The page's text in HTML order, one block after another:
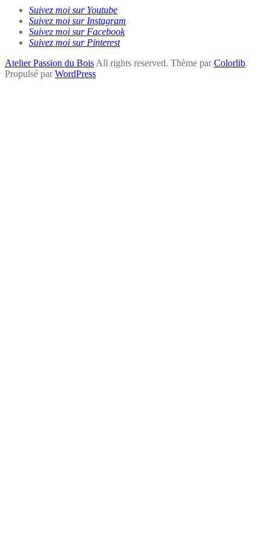
Suivez moi sur Youtube
Suivez moi sur Instagram
Suivez moi sur Facebook
Suivez moi sur Pinterest
Atelier Passion du Bois All rights reserved. Thème parColorlib.
Propulsé parWordPress